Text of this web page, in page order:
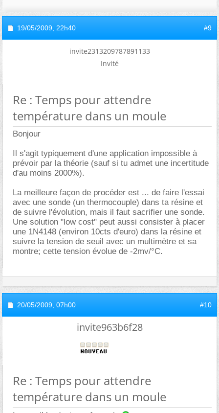
19/05/2009, 22h40 #9
invite2313209787891133
Invité
Re : Temps pour attendre
température dans un moule
Bonjour
Il s'agit typiquement d'une application impossible à
prévoir par la théorie (sauf si tu admet une incertitude
d'au moins 2000%).
La meilleure façon de procéder est ... de faire l'essai
avec une sonde (un thermocouple) dans ta résine et
de suivre l'évolution, mais il faut sacrifier une sonde.
Une solution "low cost" peut aussi consister à placer
une 1N4148 (environ 10cts d'euro) dans la résine et
suivre la tension de seuil avec un multimètre et sa
montre; cette tension évolue de -2mv/°C.
20/05/2009, 07h00 #10
invite963b6f28
Re : Temps pour attendre
température dans un moule